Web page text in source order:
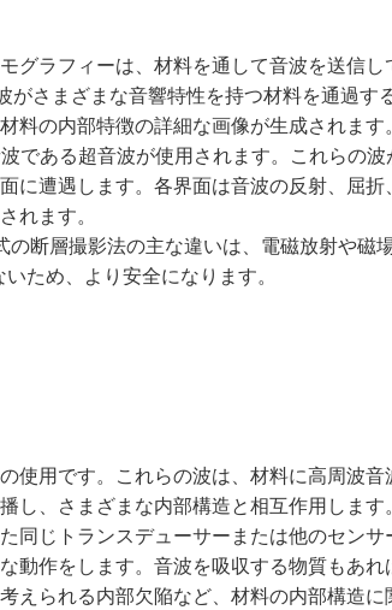
グラフィーは、材料を通して音波を送信
さまざまな音響特性を持つ材料を通過す
料の内部特徴の詳細な画像が生成されます。
である超音波が使用されます。これらの
に遭遇します。各界面は音波の反射、屈折
れます。
断層撮影法の主な違いは、電磁放射や磁
ため、より安全になります。
使用です。これらの波は、材料に高周波
し、さまざまな内部構造と相互作用しま
同じトランスデューサーまたは他のセンサ
動作をします。音波を吸収する物質もあ
えられる内部欠陥など、材料の内部構造に